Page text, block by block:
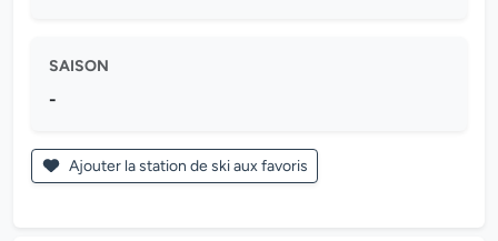
SAISON
-
Ajouter la station de ski aux favoris